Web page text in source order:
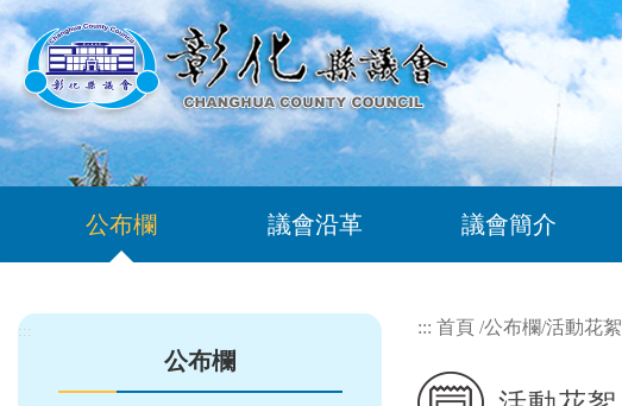
跳到主要內容區塊
公布欄 議會沿革 議會簡介
:::
公布欄
::: 首頁 /公布欄/活動花絮